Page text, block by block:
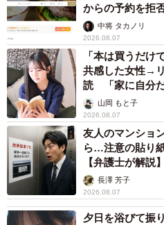
からの予約を拒
中将 タカノリ
2026.08.07
「本は買うだけ
共感した女性→
読 「家に自分だ
山岡 もと子
2026.08.07
友人のマンショ
ら…注意の貼り
【弁護士が解説】
長澤 芳子
2026.08.07
夕日を浴びて振